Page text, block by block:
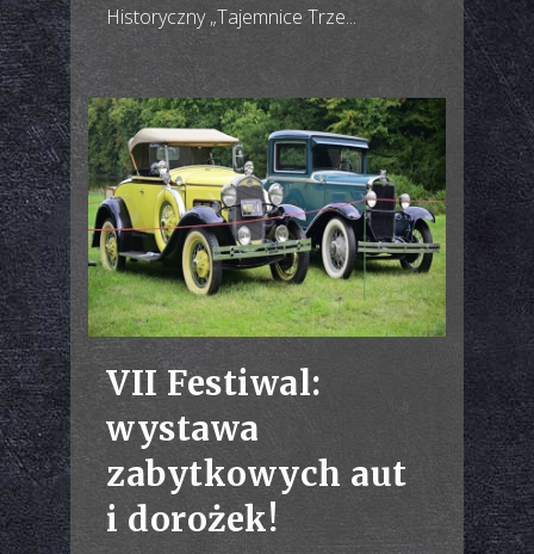
Historyczny „Tajemnice Trze...
VII Festiwal:
wystawa
zabytkowych aut
i dorożek!